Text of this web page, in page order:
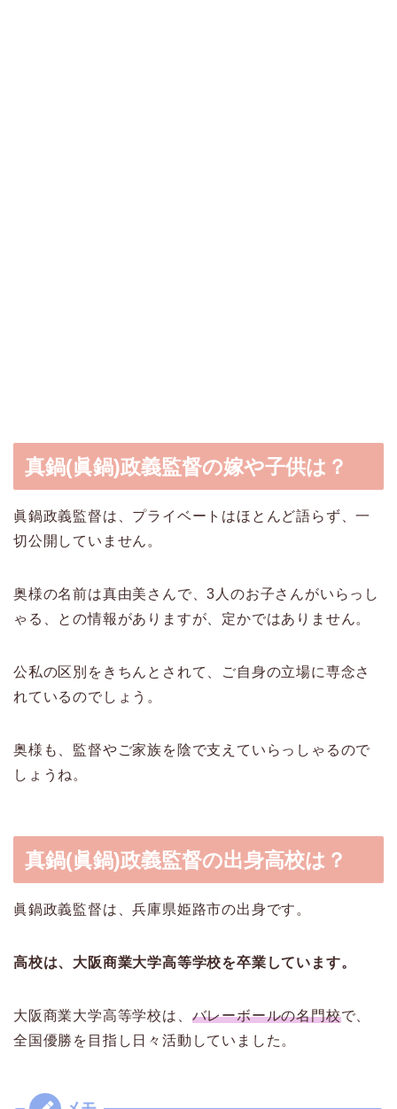
真鍋(眞鍋)政義監督の嫁や子供は？
眞鍋政義監督は、プライベートはほとんど語らず、一
切公開していません。
奥様の名前は真由美さんで、3人のお子さんがいらっし
ゃる、との情報がありますが、定かではありません。
公私の区別をきちんとされて、ご自身の立場に専念さ
れているのでしょう。
奥様も、監督やご家族を陰で支えていらっしゃるので
しょうね。
真鍋(眞鍋)政義監督の出身高校は？
眞鍋政義監督は、兵庫県姫路市の出身です。
高校は、大阪商業大学高等学校を卒業しています。
大阪商業大学高等学校は、 バレーボールの名門校で、
全国優勝を目指し日々活動していました。